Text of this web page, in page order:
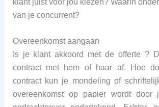
van je concurrent?
Overeenkomst aangaan
Is je klant akkoord met de offerte ?
contract met hem of haar af. Hoe
contract kun je mondeling of
overeenkomst op papier wordt